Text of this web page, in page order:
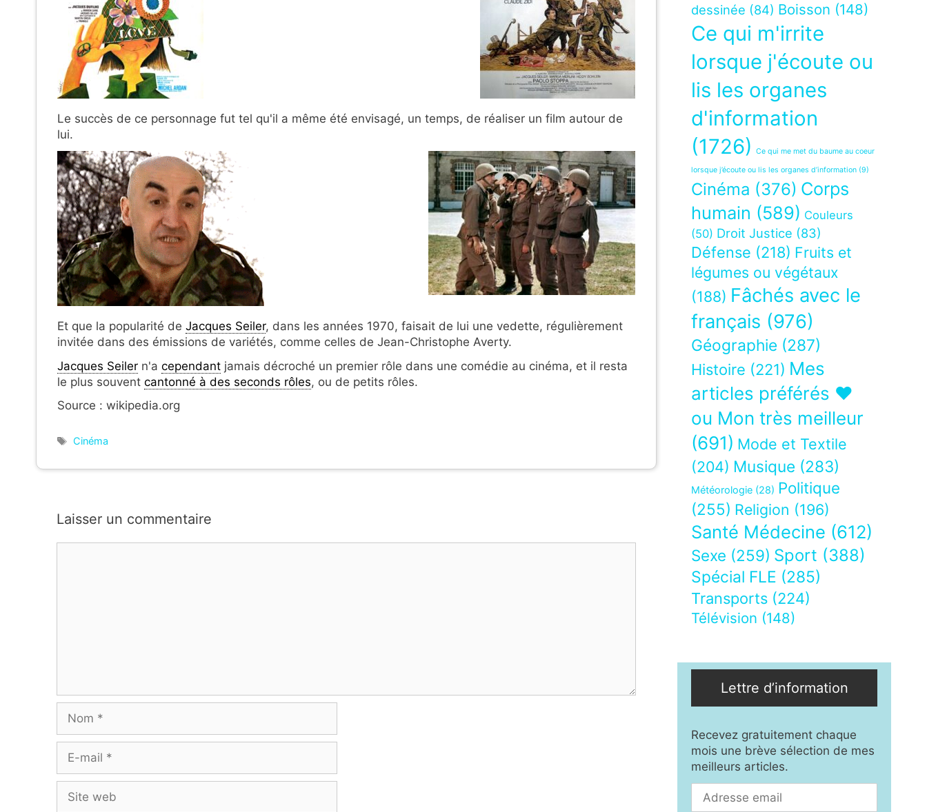
Le succès de ce personnage fut tel qu'il a même été envisagé, un temps, de réaliser un film autour de
lui.
Et que la popularité de Jacques Seiler, dans les années 1970, faisait de lui une vedette, régulièrement
invitée dans des émissions de variétés, comme celles de Jean-Christophe Averty.
Jacques Seiler n'a cependant jamais décroché un premier rôle dans une comédie au cinéma, et il resta
le plus souvent cantonné à des seconds rôles, ou de petits rôles.
Source : wikipedia.org
Étiquettes
Cinéma
Laisser un commentaire
mail
web
dessinée (84) Boisson (148)
Ce qui m'irrite
lorsque j'écoute ou
lis les organes
d'information
(1726)
Ce qui me met du baume au coeur
lorsque j’écoute ou lis les organes d’information (9)
Cinéma (376) Corps
humain (589) Couleurs
(50) Droit Justice (83)
Défense (218) Fruits et
légumes ou végétaux
(188) Fâchés avec le
français (976)
Géographie (287)
Histoire (221) Mes
articles préférés ❤
ou Mon très meilleur
(691) Mode et Textile
(204) Musique (283)
Météorologie (28) Politique
(255) Religion (196)
Santé Médecine (612)
Sexe (259) Sport (388)
Spécial FLE (285)
Transports (224)
Télévision (148)
Lettre d’information
Recevez gratuitement chaque
mois une brève sélection de mes
meilleurs articles.